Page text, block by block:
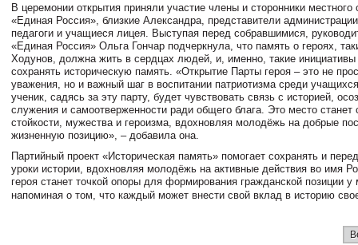
В церемонии открытия приняли участие члены и сторонники местного
«Единая Россия», близкие Александра, представители
педагоги и учащиеся лицея. Выступая перед собравшимися,
«Единая Россия» Ольга Гончар подчеркнула, что память о героях,
Ходунов, должна жить в сердцах людей, и, именно, такие
сохранять историческую память. «Открытие Парты героя – это не
уважения, но и важный шаг в воспитании патриотизма среди
ученик, садясь за эту парту, будет чувствовать связь с историей,
служения и самоотверженности ради общего блага. Это место
стойкости, мужества и героизма, вдохновляя молодёжь на добрые
жизненную позицию», – добавила она.
Партийный проект «Историческая память» помогает сохранять и
уроки истории, вдохновляя молодёжь на активные действия во имя
героя станет точкой опоры для формирования гражданской позиции
напоминая о том, что каждый может внести свой вклад в историю